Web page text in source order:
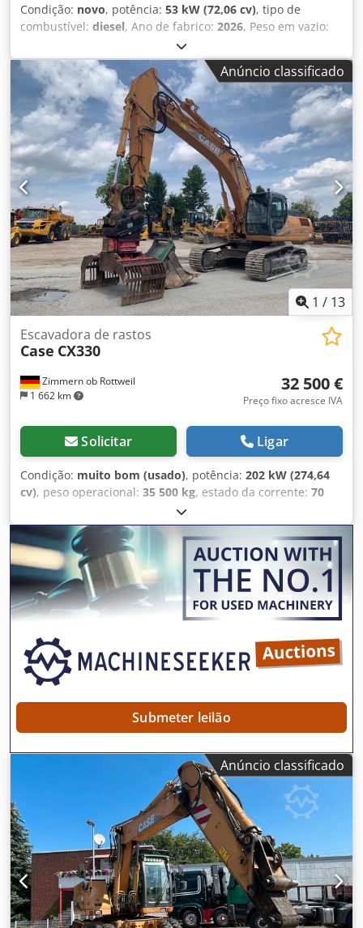
Condição: novo, potência: 53 kW (72,06 cv), tipo de
combustível: diesel, Ano de fabrico: 2026, Peso em vazio:
9.780 kg Para obter mais informações, entre em contato
com a equipe de vendas da KEY-TEC. Crjdpozrrw Asfx Aa
Tjf
Anúncio classificado
1 / 13
Zimmern ob Rottweil
1 662 km
Escavadora de rastos
Case CX330
32 500 €
Preço fixo acresce IVA
Solicitar Ligar
Condição: muito bom (usado), potência: 202 kW (274,64
cv), peso operacional: 35 500 kg, estado da corrente: 70
, Ano de fabrico:
funcionamento:9 139 h, Equipamento:ar condicionado,
CASE CX330 Ano de fabricação: 2006 Horas de operação:
9.139 horas Cabine fechada Ar condicionado Rádio
Sistema de lubrificação central Braço padrão Lança: 3,30 m
Instalação completa para ferramentas (martelo, pinça,
tesoura) Engate rápido OQ80 1 concha – 800 mm de
necessita de reparação Conjunto de esteiras com
aproximadamente 70% de vida útil restante Placas de base
com 600 mm de largura Motor Isuzu com 202 kW
m Peso operacional: 35,5 toneladas.
Submeter leilão
Anúncio classificado